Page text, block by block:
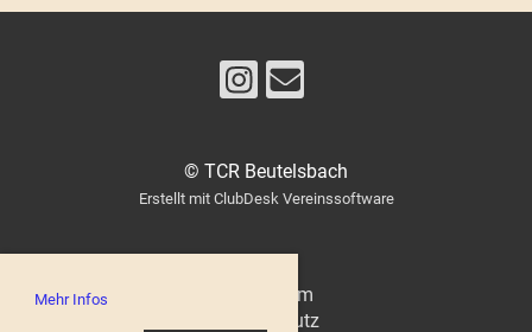
Mehr Infos
© TCR Beutelsbach
Erstellt mit ClubDesk Vereinssoftware
Impressum
Datenschutz